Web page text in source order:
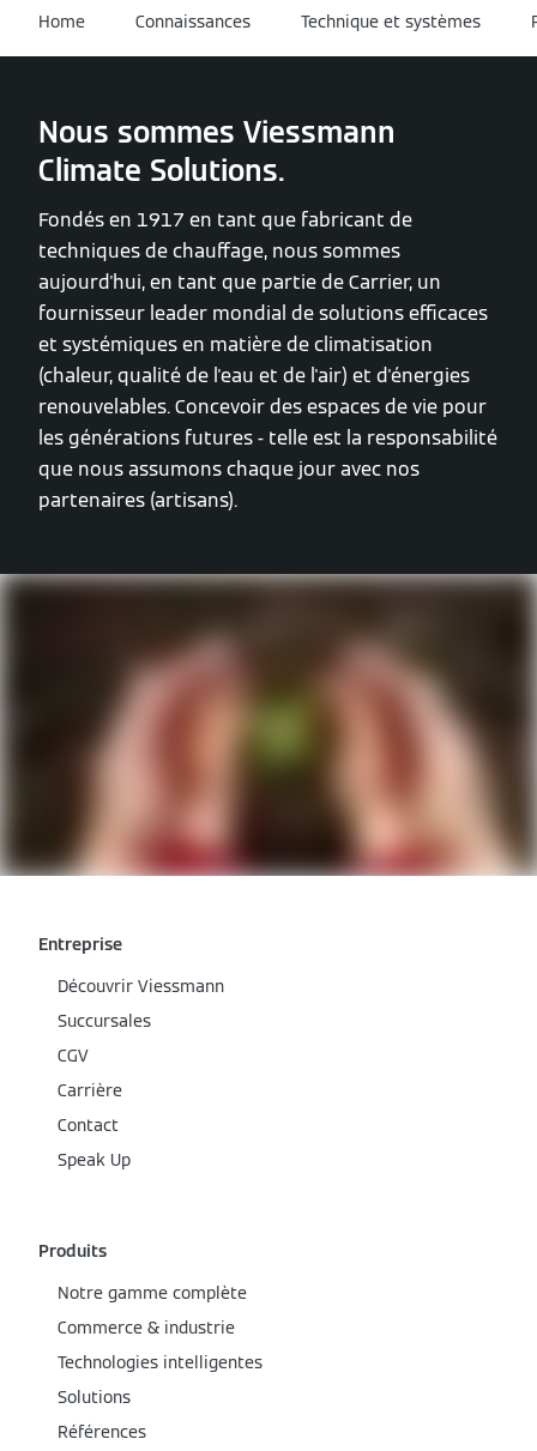
Home Connaissances Technique et systèmes
Nous sommes Viessmann
Climate Solutions.
Fondés en 1917 en tant que fabricant de
techniques de chauffage, nous sommes
aujourd'hui, en tant que partie de Carrier, un
fournisseur leader mondial de solutions efficaces
et systémiques en matière de climatisation
(chaleur, qualité de l'eau et de l'air) et d'énergies
renouvelables. Concevoir des espaces de vie pour
les générations futures - telle est la responsabilité
que nous assumons chaque jour avec nos
partenaires (artisans).
Entreprise
Découvrir Viessmann
Succursales
CGV
Carrière
Contact
Speak Up
Produits
Notre gamme complète
Commerce & industrie
Technologies intelligentes
Solutions
Références